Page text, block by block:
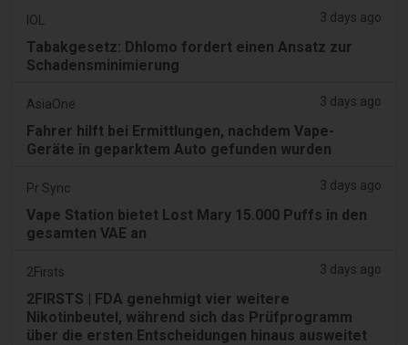
IOL 3 days ago
Tabakgesetz: Dhlomo fordert einen Ansatz zur
Schadensminimierung
AsiaOne 3 days ago
Fahrer hilft bei Ermittlungen, nachdem Vape-
Geräte in geparktem Auto gefunden wurden
Pr Sync 3 days ago
Vape Station bietet Lost Mary 15.000 Puffs in den
gesamten VAE an
2Firsts 3 days ago
2FIRSTS | FDA genehmigt vier weitere
Nikotinbeutel, während sich das Prüfprogramm
über die ersten Entscheidungen hinaus ausweitet